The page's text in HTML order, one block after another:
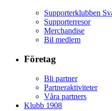
Supporterklubben
Supporterresor
Merchandise
Bil medlem
Företag
Bli partner
Partneraktiviteter
Våra partners
Klubb 1908